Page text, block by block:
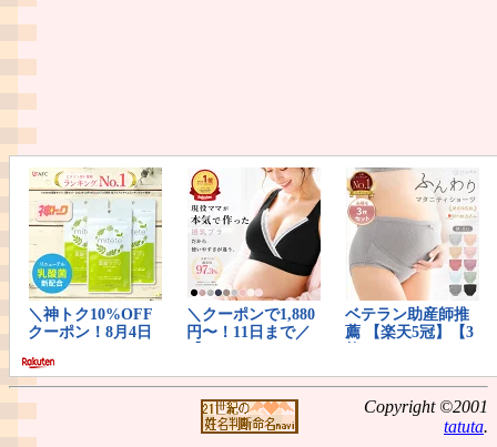
Copyright ©2001
tatuta.